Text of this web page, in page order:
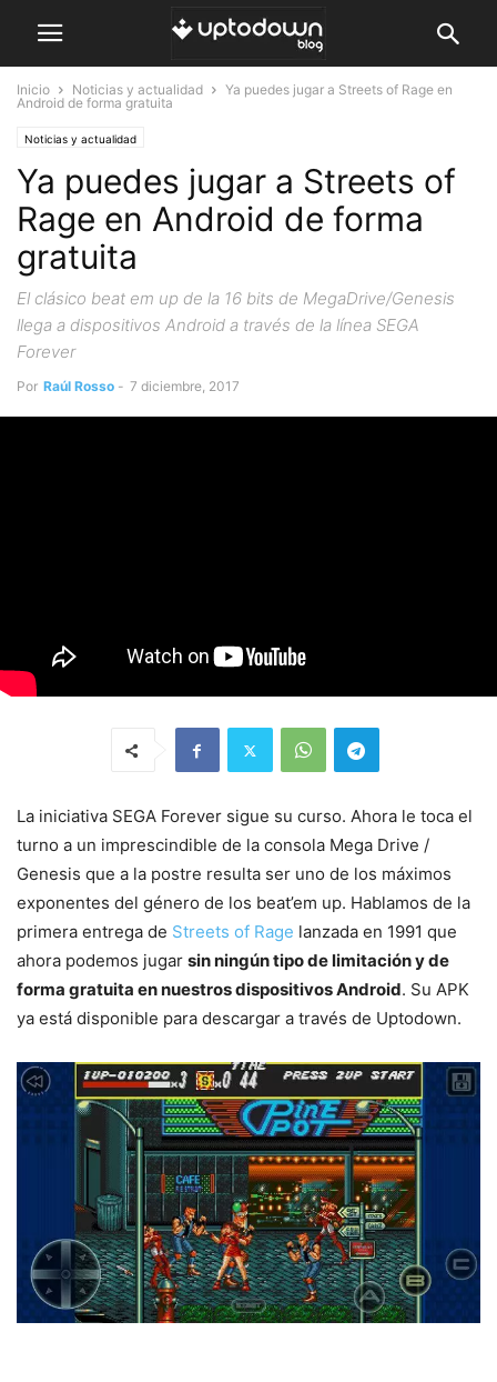
Inicio Noticias y actualidad
Ya puedes jugar a Streets of Rage en
Android de forma gratuita
Noticias y actualidad
Ya puedes jugar a Streets of
Rage en Android de forma
gratuita
El clásico beat em up de la 16 bits de MegaDrive/Genesis
llega a dispositivos Android a través de la línea SEGA
Forever
Por Raúl Rosso - 7 diciembre, 2017
La iniciativa SEGA Forever sigue su curso. Ahora le toca el
turno a un imprescindible de la consola Mega Drive /
Genesis que a la postre resulta ser uno de los máximos
exponentes del género de los beat’em up. Hablamos de la
primera entrega de Streets of Rage lanzada en 1991 que
ahora podemos jugar sin ningún tipo de limitación y de
forma gratuita en nuestros dispositivos Android. Su APK
ya está disponible para descargar a través de Uptodown.